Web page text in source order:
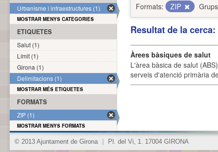
Formats:
ZIP
Resultat de la
Àrees bàsiques de salut
L'àrea bàsica de salut
serveis d'atenció primària
Urbanisme i infraestructures (1)
MOSTRAR MENYS CATEGORIES
ETIQUETES
Salut (1)
Límit (1)
Girona (1)
Delimitacions (1)
MOSTRAR MÉS ETIQUETES
FORMATS
ZIP (1)
MOSTRAR MENYS FORMATS
© 2013 Ajuntament de Girona Pl. del Vi, 1. 17004 GIRONA